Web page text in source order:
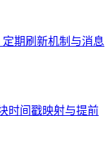
定期刷新机制与消息
时间戳映射与提前